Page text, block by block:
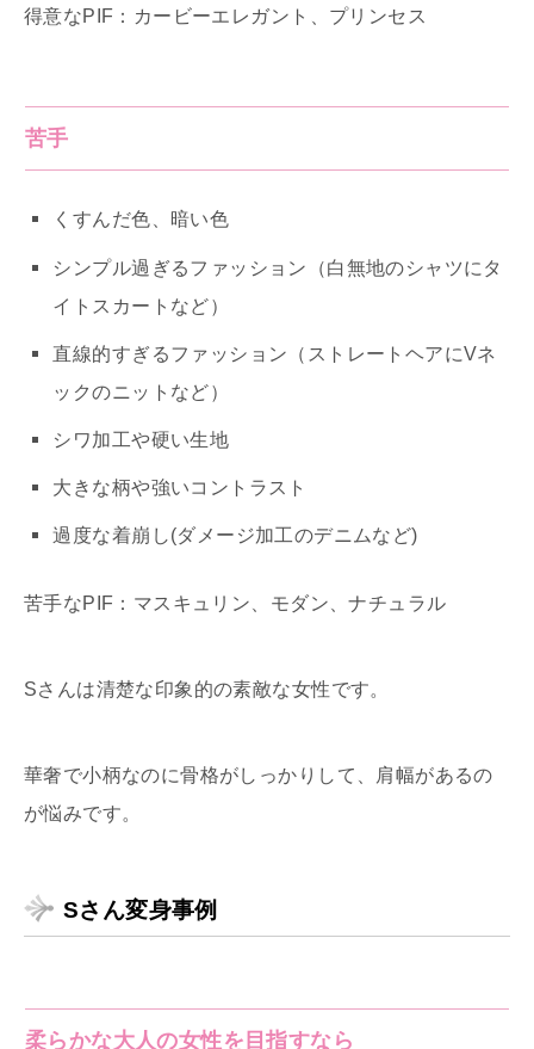
得意なPIF：カービーエレガント、プリンセス
苦手
くすんだ色、暗い色
シンプル過ぎるファッション（白無地のシャツにタ
イトスカートなど）
直線的すぎるファッション（ストレートヘアにVネ
ックのニットなど）
シワ加工や硬い生地
大きな柄や強いコントラスト
過度な着崩し(ダメージ加工のデニムなど)
苦手なPIF：マスキュリン、モダン、ナチュラル
Sさんは清楚な印象的の素敵な女性です。
華奢で小柄なのに骨格がしっかりして、肩幅があるの
が悩みです。
Sさん変身事例
柔らかな大人の女性を目指すなら